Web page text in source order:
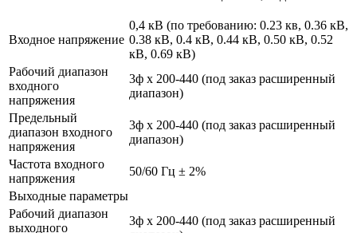
Входное напряжение
0,4 кВ (по требованию: 0.23 кв, 0.36 кВ,
0.38 кВ, 0.4 кВ, 0.44 кВ, 0.50 кВ, 0.52
кВ, 0.69 кВ)
Рабочий диапазон
входного
напряжения
3ф х 200-440 (под заказ расширенный
диапазон)
Предельный
диапазон входного
напряжения
3ф х 200-440 (под заказ расширенный
диапазон)
Частота входного
напряжения
50/60 Гц ± 2%
Выходные параметры
Рабочий диапазон
выходного
3ф х 200-440 (под заказ расширенный